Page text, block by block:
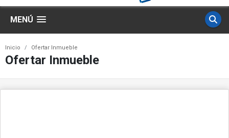
MENÚ
Inicio Ofertar Inmueble
Ofertar Inmueble